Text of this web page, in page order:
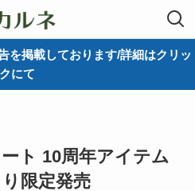
を掲載しております/詳細はクリッ
クにて
ト 10周年アイテム
限定発売